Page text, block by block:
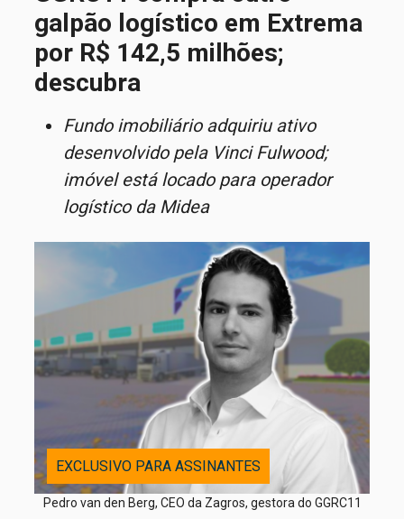
galpão logístico em Extrema
por R$ 142,5 milhões;
descubra
Fundo imobiliário adquiriu ativo
desenvolvido pela Vinci Fulwood;
imóvel está locado para operador
logístico da Midea
EXCLUSIVO PARA ASSINANTES
Pedro van den Berg, CEO da Zagros, gestora do GGRC11